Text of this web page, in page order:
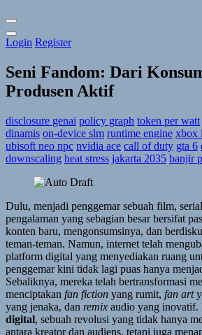
Toggle
Theme
Login Register
Seni Fandom: Dari
Produsen Aktif
disclosure genai policy graph token per watt
dinamis on-device slm runtime engine xbox
ubisoft neo npc nvidia ace call of duty gta 6
downscaling heat stress jakarta 2035 banjir
Dulu, menjadi penggemar sebuah film,
pengalaman yang sebagian besar bersifat
konten baru, mengonsumsinya, dan
teman-teman. Namun, internet telah
platform digital yang menyediakan ruang
penggemar kini tidak lagi puas hanya
Sebaliknya, mereka telah bertransformasi
menciptakan fan fiction yang rumit, fan art
yang jenaka, dan remix audio yang inovatif.
digital, sebuah revolusi yang tidak hanya
antara kreator dan audiens, tetapi juga